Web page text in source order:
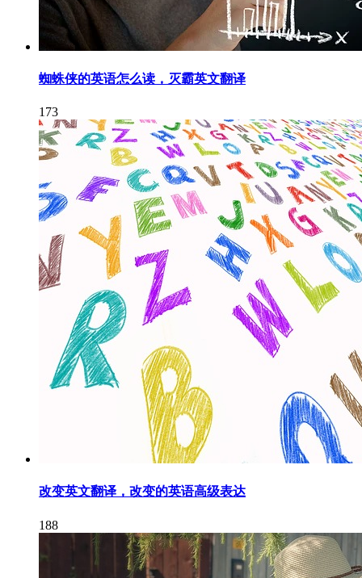
蜘蛛侠的英语怎么读，灭霸英文翻译
173
改变英文翻译，改变的英语高级表达
188